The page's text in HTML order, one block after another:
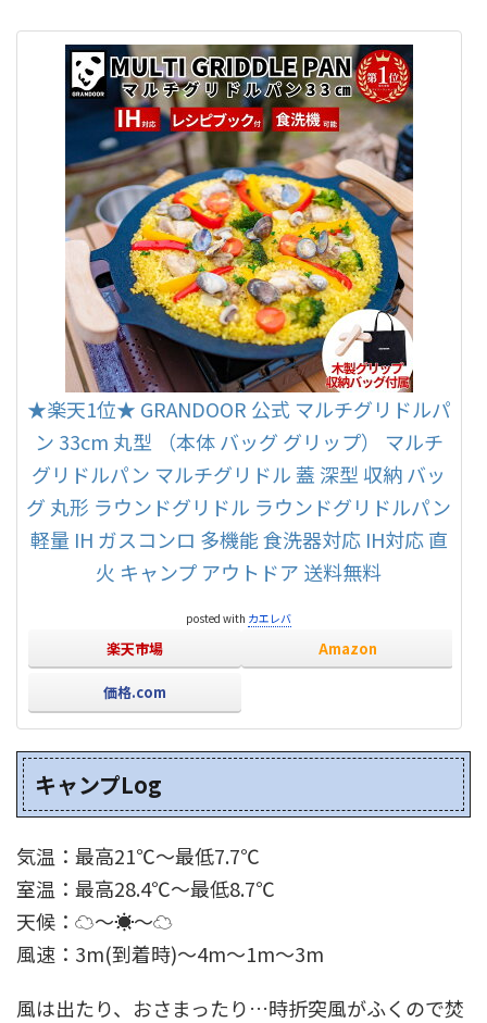
★楽天1位★ GRANDOOR 公式 マルチグリドルパ
ン 33cm 丸型 （本体 バッグ グリップ） マルチ
グリドルパン マルチグリドル 蓋 深型 収納 バッ
グ 丸形 ラウンドグリドル ラウンドグリドルパン
軽量 IH ガスコンロ 多機能 食洗器対応 IH対応 直
火 キャンプ アウトドア 送料無料
posted with カエレバ
楽天市場 Amazon
価格.com
キャンプLog
気温：最高21℃～最低7.7℃
室温：最高28.4℃～最低8.7℃
天候：☁～☀～☁
風速：3m(到着時)～4m～1m～3m
風は出たり、おさまったり…時折突風がふくので焚